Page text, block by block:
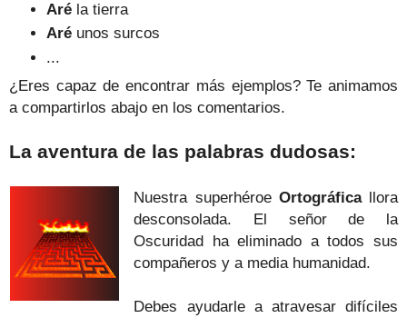
Aré la tierra
Aré unos surcos
¿Eres capaz de encontrar más ejemplos? Te animamos
a compartirlos abajo en los comentarios.
La aventura de las palabras dudosas:
Nuestra superhéroe Ortográficallora
desconsolada. El señor de la
Oscuridad ha eliminado a todos sus
compañeros y a media humanidad.
Debes ayudarle a atravesar difíciles